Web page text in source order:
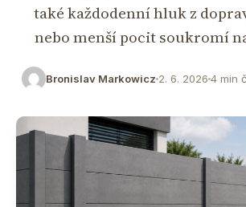
také každodenní hluk z
nebo menší pocit soukromí
Bronislav Markowicz 2. 6. 2026 4 min